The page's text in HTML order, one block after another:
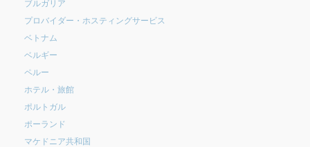
ブルガリア
プロバイダー・ホスティングサービス
ベトナム
ベルギー
ペルー
ホテル・旅館
ポルトガル
ポーランド
マケドニア共和国